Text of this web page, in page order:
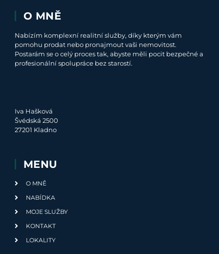
O MNĚ
Nabízím komplexní realitní služby, díky kterým vám
pomohu prodat nebo pronajmout vaši nemovitost.
Postarám se o celý proces tak, abyste měli pocit bezpečné a
profesionální spolupráce bez starostí.
Iva Hašková
Švédská 2500
27201 Kladno
MENU
O MNĚ
NABÍDKA
MOJE SLUŽBY
KONTAKT
LOKALITY